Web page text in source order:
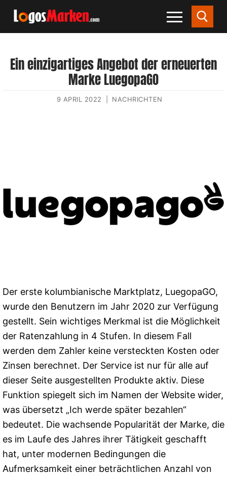
Ein einzigartiges Angebot der erneuerten
Marke LuegopaGO
9 APRIL 2022 NACHRICHTEN
Der erste kolumbianische Marktplatz, LuegopaGO,
wurde den Benutzern im Jahr 2020 zur Verfügung
gestellt. Sein wichtiges Merkmal ist die Möglichkeit
der Ratenzahlung in 4 Stufen. In diesem Fall
werden dem Zahler keine versteckten Kosten oder
Zinsen berechnet. Der Service ist nur für alle auf
dieser Seite ausgestellten Produkte aktiv. Diese
Funktion spiegelt sich im Namen der Website wider,
was übersetzt „Ich werde später bezahlen“
bedeutet. Die wachsende Popularität der Marke, die
es im Laufe des Jahres ihrer Tätigkeit geschafft
hat, unter modernen Bedingungen die
Aufmerksamkeit einer beträchtlichen Anzahl von